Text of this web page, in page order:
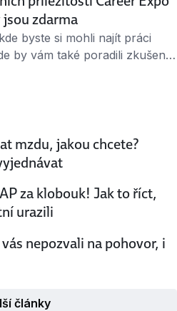
zdarma
byste si mohli najít práci
by vám také poradili zkušení
konat ve dnech 13. a 14.
mzdu, jakou chcete?
za klobouk! Jak to říct,
urazili
nepozvali na pohovor, i
články